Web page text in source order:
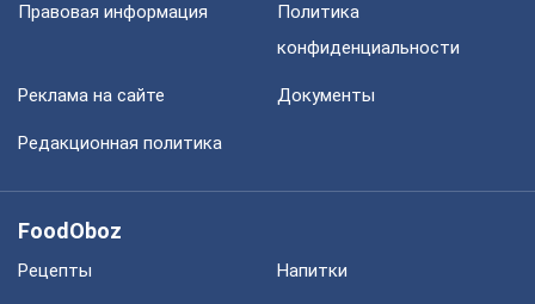
Правовая информация
Политика
конфиденциальности
Реклама на сайте Документы
Редакционная политика
FoodOboz
Рецепты
Напитки